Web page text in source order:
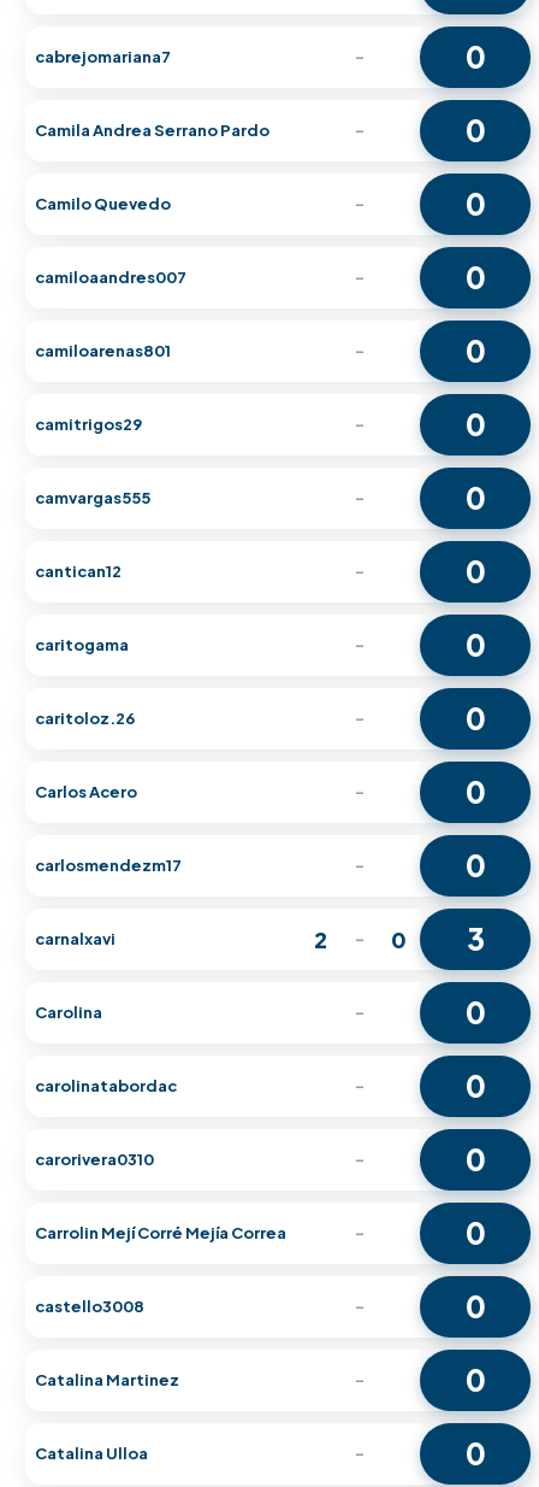
cabrejomariana7 - 0
Camila Andrea Serrano Pardo - 0
Camilo Quevedo - 0
camiloaandres007 - 0
camiloarenas801 - 0
camitrigos29 - 0
camvargas555 - 0
cantican12 - 0
caritogama - 0
caritoloz.26 - 0
Carlos Acero - 0
carlosmendezm17 - 0
carnalxavi 2 - 0 3
Carolina - 0
carolinatabordac - 0
carorivera0310 - 0
Carrolin Mejí Corré Mejía Correa - 0
castello3008 - 0
Catalina Martinez - 0
Catalina Ulloa - 0